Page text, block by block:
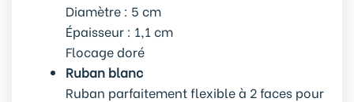
Diamètre : 5 cm
Épaisseur : 1,1 cm
Flocage doré
Ruban blanc
Ruban parfaitement flexible à 2 faces pour